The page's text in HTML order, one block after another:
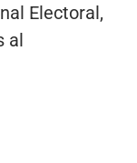
Electoral,
al